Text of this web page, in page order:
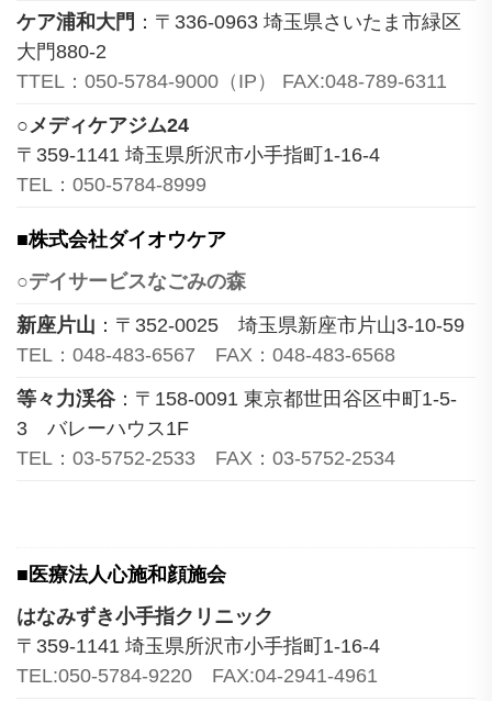
ケア浦和大門 ：〒336-0963 埼玉県さいたま市緑区
大門880-2
TTEL：050-5784-9000（IP） FAX:048-789-6311
○メディケアジム24
〒359-1141 埼玉県所沢市小手指町1-16-4
TEL：050-5784-8999
■株式会社ダイオウケア
○デイサービスなごみの森
新座片山 ：〒352-0025 埼玉県新座市片山3-10-59
TEL：048-483-6567 FAX：048-483-6568
等々力渓谷：〒158-0091 東京都世田谷区中町1-5-
3 バレーハウス1F
TEL：03-5752-2533 FAX：03-5752-2534
■医療法人心施和顔施会
はなみずき小手指クリニック
〒359-1141 埼玉県所沢市小手指町1-16-4
TEL:050-5784-9220 FAX:04-2941-4961